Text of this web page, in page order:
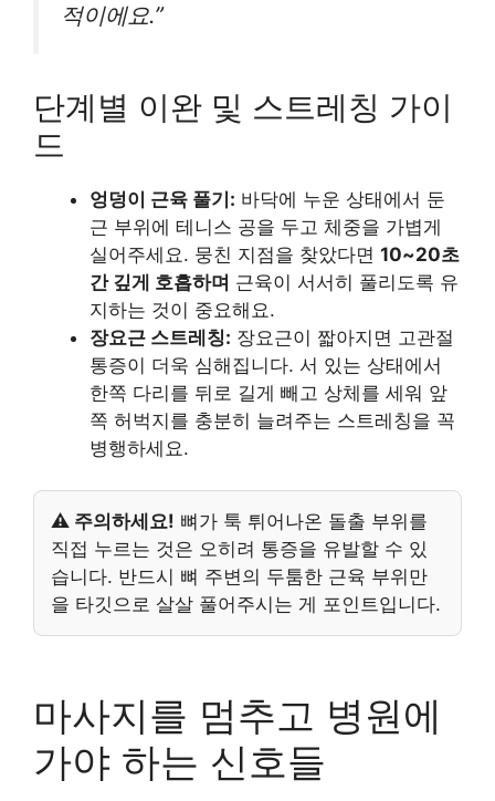
적이에요.”
단계별 이완 및 스트레칭 가이
드
엉덩이 근육 풀기: 바닥에 누운 상태에서 둔
근 부위에 테니스 공을 두고 체중을 가볍게
실어주세요. 뭉친 지점을 찾았다면 10~20초
간 깊게 호흡하며 근육이 서서히 풀리도록 유
지하는 것이 중요해요.
장요근 스트레칭: 장요근이 짧아지면 고관절
통증이 더욱 심해집니다. 서 있는 상태에서
한쪽 다리를 뒤로 길게 빼고 상체를 세워 앞
쪽 허벅지를 충분히 늘려주는 스트레칭을 꼭
병행하세요.
⚠️ 주의하세요! 뼈가 툭 튀어나온 돌출 부위를
직접 누르는 것은 오히려 통증을 유발할 수 있
습니다. 반드시 뼈 주변의 두툼한 근육 부위만
을 타깃으로 살살 풀어주시는 게 포인트입니다.
마사지를 멈추고 병원에
가야 하는 신호들